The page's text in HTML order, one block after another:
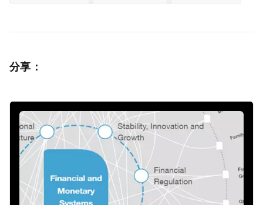
分享：